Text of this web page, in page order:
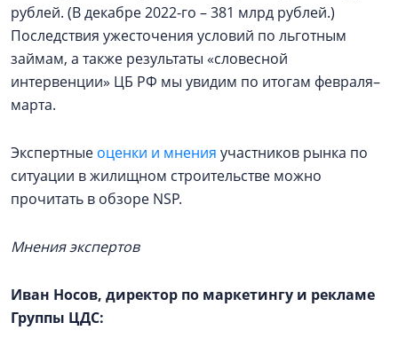
рублей. (В декабре 2022-го – 381 млрд рублей.)
Последствия ужесточения условий по льготным
займам, а также результаты «словесной
интервенции» ЦБ РФ мы увидим по итогам февраля–
марта.
Экспертные оценки и мнения участников рынка по
ситуации в жилищном строительстве можно
прочитать в обзоре NSP.
Мнения экспертов
Иван Носов, директор по маркетингу и рекламе
Группы ЦДС: